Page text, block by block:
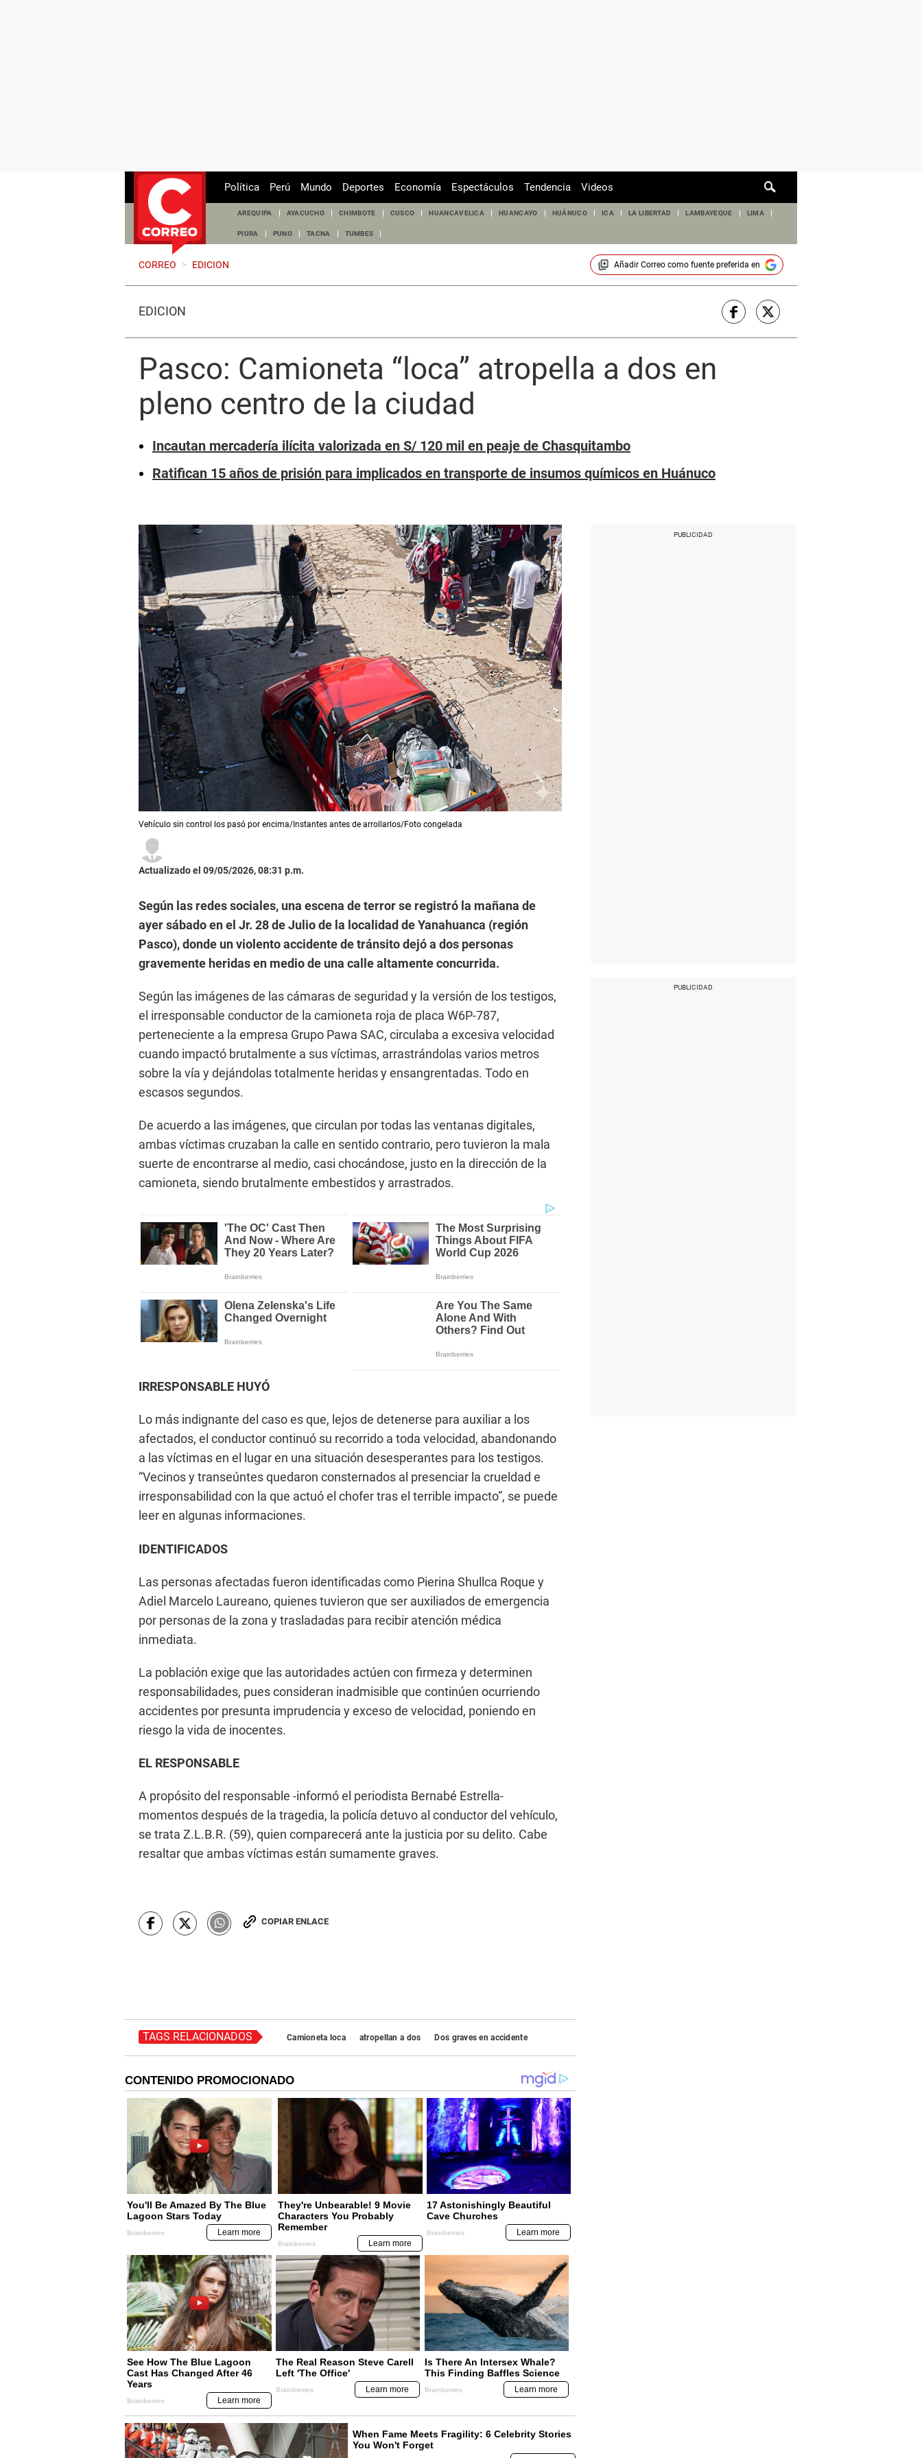
de
Política Perú Mundo Deportes Economía Espectáculos Tendencia Videos
AREQUIPA AYACUCHO CHIMBOTE CUSCO HUANCAVELICA HUANCAYO HUÁNUCO ICA LA LIBERTAD LAMBAYEQUE LIMA
PIURA PUNO TACNA TUMBES
CORREO > EDICION Añadir Correocomo fuente preferida en
EDICIÓN
Pasco: Camioneta “loca” atropella a dos en
pleno centro de la ciudad
Incautan mercadería ilícita valorizada en S/ 120 mil en peaje de Chasquitambo
Ratifican 15 años de prisión para implicados en transporte de insumos químicos en Huánuco
Vehículo sin control los pasó por encima/Instantes antes de arrollarlos/Foto congelada
Actualizado el 09/05/2026, 08:31 p.m.
Según las redes sociales, una escena de terror se registró la mañana de
ayer sábado en el Jr. 28 de Julio de la localidad de Yanahuanca (región
Pasco), donde un violento accidente de tránsito dejó a dos personas
gravemente heridas en medio de una calle altamente concurrida.
Según las imágenes de las cámaras de seguridad y la versión de los testigos,
el irresponsable conductor de la camioneta roja de placa W6P-787,
perteneciente a la empresa Grupo Pawa SAC, circulaba a excesiva velocidad
cuando impactó brutalmente a sus víctimas, arrastrándolas varios metros
sobre la vía y dejándolas totalmente heridas y ensangrentadas. Todo en
escasos segundos.
De acuerdo a las imágenes, que circulan por todas las ventanas digitales,
ambas víctimas cruzaban la calle en sentido contrario, pero tuvieron la mala
suerte de encontrarse al medio, casi chocándose, justo en la dirección de la
camioneta, siendo brutalmente embestidos y arrastrados.
IRRESPONSABLE HUYÓ
Lo más indignante del caso es que, lejos de detenerse para auxiliar a los
afectados, el conductor continuó su recorrido a toda velocidad, abandonando
a las víctimas en el lugar en una situación desesperantes para los testigos.
“Vecinos y transeúntes quedaron consternados al presenciar la crueldad e
irresponsabilidad con la que actuó el chofer tras el terrible impacto”, se puede
leer en algunas informaciones.
IDENTIFICADOS
Las personas afectadas fueron identificadas como Pierina Shullca Roque y
Adiel Marcelo Laureano, quienes tuvieron que ser auxiliados de emergencia
por personas de la zona y trasladadas para recibir atención médica
inmediata.
La población exige que las autoridades actúen con firmeza y determinen
responsabilidades, pues consideran inadmisible que continúen ocurriendo
accidentes por presunta imprudencia y exceso de velocidad, poniendo en
riesgo la vida de inocentes.
EL RESPONSABLE
A propósito del responsable -informó el periodista Bernabé Estrella-
momentos después de la tragedia, la policía detuvo al conductor del vehículo,
se trata Z.L.B.R. (59), quien comparecerá ante la justicia por su delito. Cabe
resaltar que ambas víctimas están sumamente graves.
COPIAR ENLACE
TAGS RELACIONADOS Camioneta loca atropellan a dos Dos graves en accidente